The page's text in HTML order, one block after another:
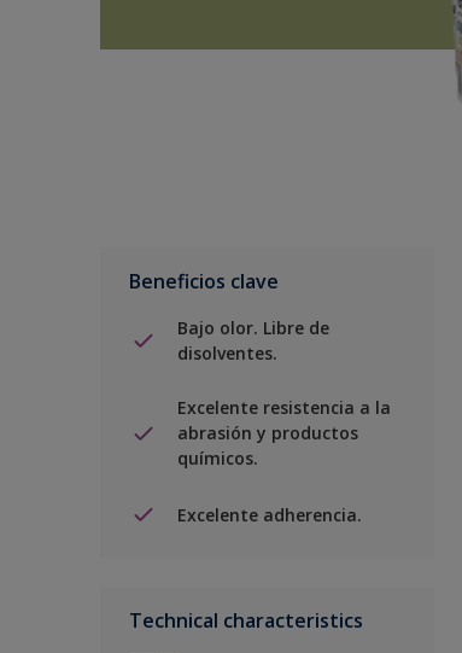
Beneficios clave
Bajo olor. Libre de
disolventes.
Excelente resistencia a la
abrasión y productos
químicos.
Excelente adherencia.
Technical characteristics